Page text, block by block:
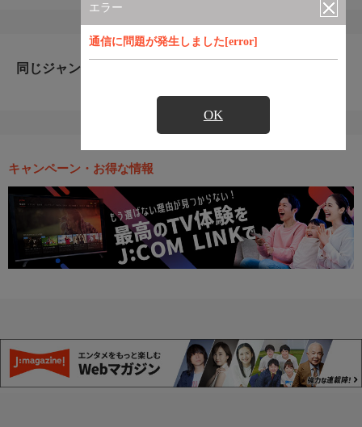
エラー
通信に問題が発生しました[error]
OK
同じジャンルのおすすめ番組
キャンペーン・お得な情報